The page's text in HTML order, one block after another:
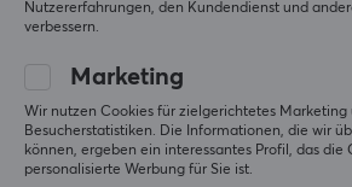
PC
Playstation Nintendo
Mehr aus unserer
Nutzererfahrungen, den Kundendienst und
verbessern.
Marketing
Wir nutzen Cookies für zielgerichtetes Marketing
Besucherstatistiken. Die Informationen, die wir
können, ergeben ein interessantes Profil, das die
personalisierte Werbung für Sie ist.